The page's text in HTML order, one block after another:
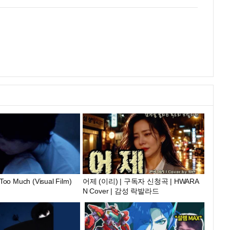
Much (Visual Film)
어제 (이리) | 구독자 신청곡 | HWARA
N Cover | 감성 락발라드